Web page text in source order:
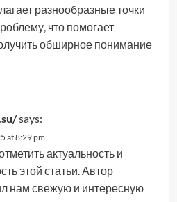
разнообразные точки
что помогает
обширное понимание
says:
at 8:29 pm
актуальность и
этой статьи. Автор
нам свежую и интересную